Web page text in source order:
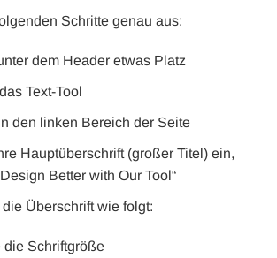
Schritte genau aus:
dem Header etwas Platz
Text-Tool
den linken Bereich der Seite
Hauptüberschrift (großer Titel) ein,
Better with Our Tool“
Überschrift wie folgt:
die Schriftgröße